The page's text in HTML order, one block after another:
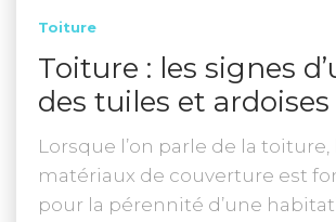
Toiture
Toiture : les signes
des tuiles et ardoises
Lorsque l’on parle de la toiture,
matériaux de couverture est
pour la pérennité d’une